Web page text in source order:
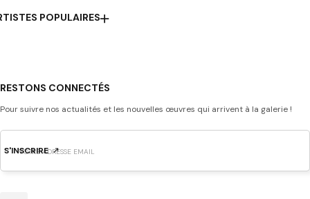
POPULAIRES
RESTONS CONNECTÉS
Pour suivre nos actualités et les nouvelles œuvres qui arrivent à la galerie !
S'INSCRIRE